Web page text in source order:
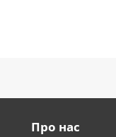
Про нас